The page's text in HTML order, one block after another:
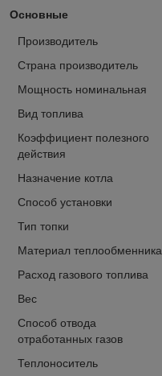
Основные
Производитель
Страна производитель
Мощность номинальная
Вид топлива
Коэффициент полезного
действия
Назначение котла
Способ установки
Тип топки
Материал теплообменника
Расход газового топлива
Вес
Способ отвода
отработанных газов
Теплоноситель